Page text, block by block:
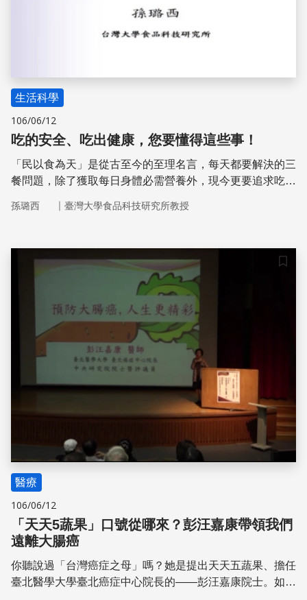
生活科學
106/06/12
吃的安全、吃出健康，您要懂得這些事！
「民以食為天」是從古至今的至理名言，每天都要解決的三
餐問題，除了獲取每日身體必需營養外，現今更要追求吃的
能做些什麼強化臺灣「食」的安全？
孫璐西 ｜ 臺灣大學食品科技研究所教授
儲存
醫療
106/06/12
「天天5蔬果」口號從哪來？彭汪嘉康帶領我們
遠離大腸癌
你聽說過「台灣癌症之母」嗎？她是提出天天五蔬果、擔任
臺北醫學大學臺北癌症中心院長的——彭汪嘉康院士。如